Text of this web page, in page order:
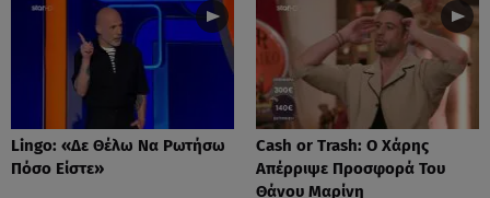
Lingo: «Δε Θέλω Να Ρωτήσω
Πόσο Είστε»
Cash or Trash: Ο Χάρης
Απέρριψε Προσφορά Του
Θάνου Μαρίνη